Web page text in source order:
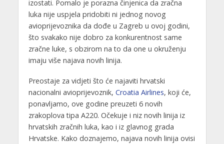
izostati. Pomalo je porazna činjenica da zračna
luka nije uspjela pridobiti ni jednog novog
avioprijevoznika da dođe u Zagreb u ovoj godini,
što svakako nije dobro za konkurentnost same
zračne luke, s obzirom na to da one u okruženju
imaju više najava novih linija.
Preostaje za vidjeti što će najaviti hrvatski
nacionalni avioprijevoznik, Croatia Airlines, koji će,
ponavljamo, ove godine preuzeti 6 novih
zrakoplova tipa A220. Očekuje i niz novih linija iz
hrvatskih zračnih luka, kao i iz glavnog grada
Hrvatske. Kako doznajemo, najava novih linija ovisi